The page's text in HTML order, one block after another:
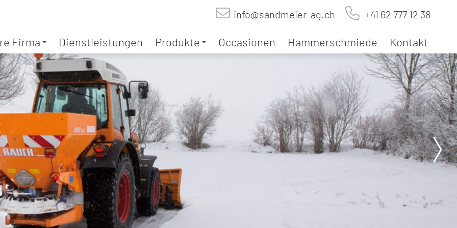
info@sandmeier-ag.ch +41 62 777 12 38
Firma Dienstleistungen Produkte Occasionen Hammerschmiede Kontakt